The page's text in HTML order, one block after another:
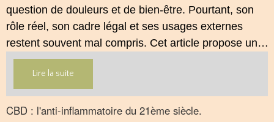
question de douleurs et de bien‑être. Pourtant, son
rôle réel, son cadre légal et ses usages externes
restent souvent mal compris. Cet article propose une
mise au point claire, moderne et conforme à la
réglementation française de 2026, afin de mieux
comprendre comment le CBD s’intègre dans une
approche globale de prévention.
Lire la suite
CBD : l'anti-inflammatoire du 21ème siècle.